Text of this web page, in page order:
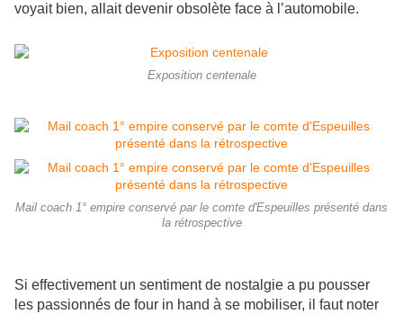
voyait bien, allait devenir obsolète face à l’automobile.
Exposition centenale
Mail coach 1° empire conservé par le comte d'Espeuilles présenté dans
la rétrospective
Si effectivement un sentiment de nostalgie a pu pousser
les passionnés de four in hand à se mobiliser, il faut noter